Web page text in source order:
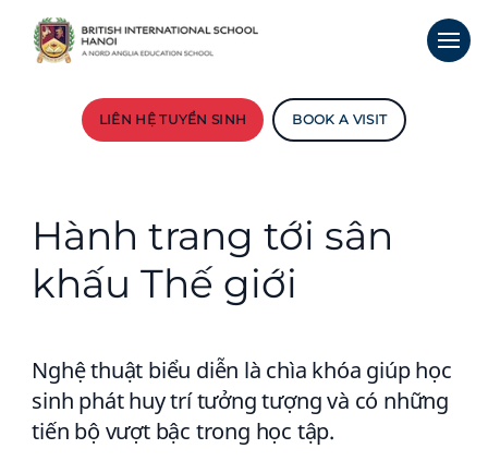
LIÊN HỆ TUYỂN SINH BOOK A VISIT
Hành trang tới sân
khấu Thế giới
Nghệ thuật biểu diễn là chìa khóa giúp học
sinh phát huy trí tưởng tượng và có những
tiến bộ vượt bậc trong học tập.